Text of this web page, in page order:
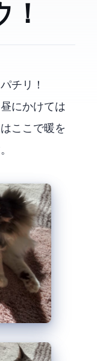
チリ！
にかけては
ここで暖を